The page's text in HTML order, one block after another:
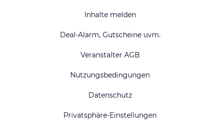
Inhalte melden
Deal-Alarm, Gutscheine uvm.
Veranstalter AGB
Nutzungsbedingungen
Datenschutz
Privatsphäre-Einstellungen